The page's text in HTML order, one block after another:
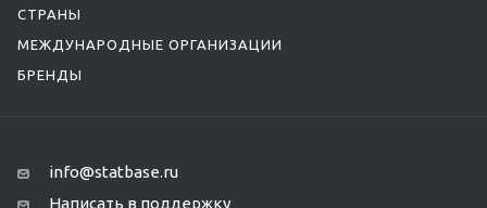
СТРАНЫ
МЕЖДУНАРОДНЫЕ ОРГАНИЗАЦИИ
БРЕНДЫ
info@statbase.ru
Написать в поддержку